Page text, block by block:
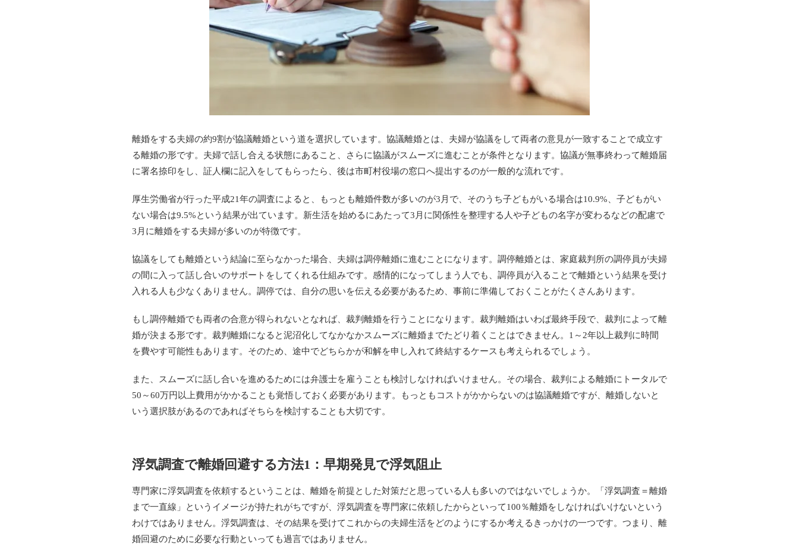
離婚をする夫婦の約9割が協議離婚という道を選択しています。協議離婚とは、夫婦が協議をして両者の意見が一致することで成立す
る離婚の形です。夫婦で話し合える状態にあること、さらに協議がスムーズに進むことが条件となります。協議が無事終わって離婚届
に署名捺印をし、証人欄に記入をしてもらったら、後は市町村役場の窓口へ提出するのが一般的な流れです。
厚生労働省が行った平成21年の調査によると、もっとも離婚件数が多いのが3月で、そのうち子どもがいる場合は10.9%、子どもがい
ない場合は9.5%という結果が出ています。新生活を始めるにあたって3月に関係性を整理する人や子どもの名字が変わるなどの配慮で
3月に離婚をする夫婦が多いのが特徴です。
協議をしても離婚という結論に至らなかった場合、夫婦は調停離婚に進むことになります。調停離婚とは、家庭裁判所の調停員が夫婦
の間に入って話し合いのサポートをしてくれる仕組みです。感情的になってしまう人でも、調停員が入ることで離婚という結果を受け
入れる人も少なくありません。調停では、自分の思いを伝える必要があるため、事前に準備しておくことがたくさんあります。
もし調停離婚でも両者の合意が得られないとなれば、裁判離婚を行うことになります。裁判離婚はいわば最終手段で、裁判によって離
婚が決まる形です。裁判離婚になると泥沼化してなかなかスムーズに離婚までたどり着くことはできません。1～2年以上裁判に時間
を費やす可能性もあります。そのため、途中でどちらかが和解を申し入れて終結するケースも考えられるでしょう。
また、スムーズに話し合いを進めるためには弁護士を雇うことも検討しなければいけません。その場合、裁判による離婚にトータルで
50～60万円以上費用がかかることも覚悟しておく必要があります。もっともコストがかからないのは協議離婚ですが、離婚しないと
いう選択肢があるのであればそちらを検討することも大切です。
浮気調査で離婚回避する方法1：早期発見で浮気阻止
専門家に浮気調査を依頼するということは、離婚を前提とした対策だと思っている人も多いのではないでしょうか。「浮気調査＝離婚
まで一直線」というイメージが持たれがちですが、浮気調査を専門家に依頼したからといって100％離婚をしなければいけないという
わけではありません。浮気調査は、その結果を受けてこれからの夫婦生活をどのようにするか考えるきっかけの一つです。つまり、離
婚回避のために必要な行動といっても過言ではありません。